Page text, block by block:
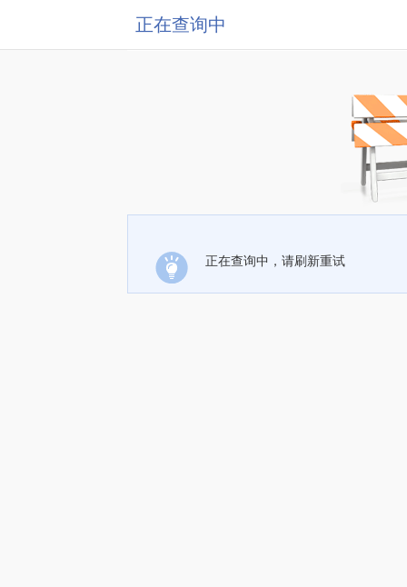
正在查询中
正在查询中，请刷新重试